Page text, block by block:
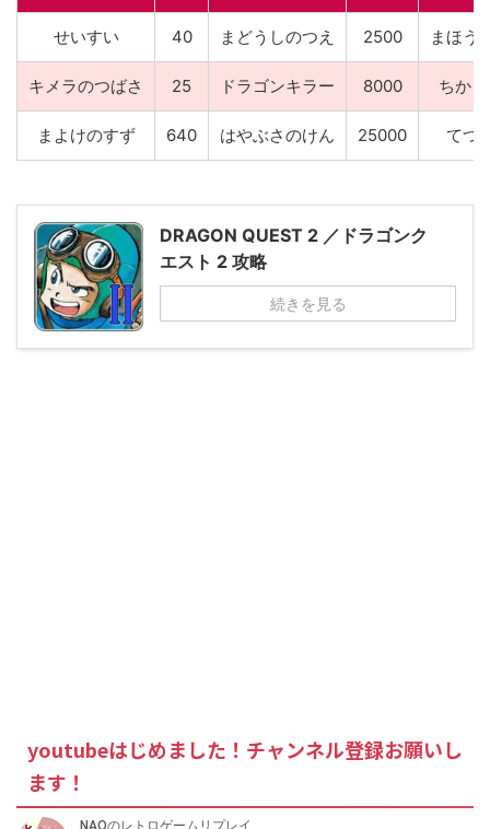
せいすい 40 まどうしのつえ 2500 まほう
キメラのつばさ 25 ドラゴンキラー 8000 ちか
まよけのすず 640 はやぶさのけん 25000 てつ
DRAGON QUEST 2 ／ドラゴンク
エスト 2 攻略
続きを見る
youtubeはじめました！チャンネル登録お願いし
ます！